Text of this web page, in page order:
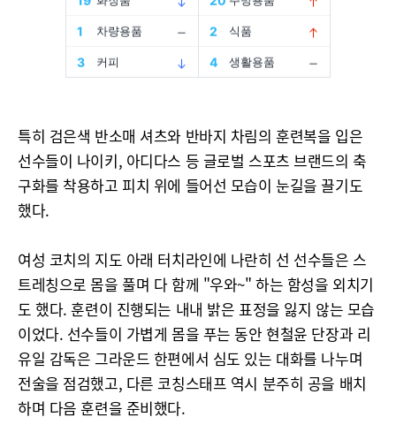
특히 검은색 반소매 셔츠와 반바지 차림의 훈련복을 입은
선수들이 나이키, 아디다스 등 글로벌 스포츠 브랜드의 축
구화를 착용하고 피치 위에 들어선 모습이 눈길을 끌기도
했다.
여성 코치의 지도 아래 터치라인에 나란히 선 선수들은 스
트레칭으로 몸을 풀며 다 함께 "우와~" 하는 함성을 외치기
도 했다. 훈련이 진행되는 내내 밝은 표정을 잃지 않는 모습
이었다. 선수들이 가볍게 몸을 푸는 동안 현철윤 단장과 리
유일 감독은 그라운드 한편에서 심도 있는 대화를 나누며
전술을 점검했고, 다른 코칭스태프 역시 분주히 공을 배치
하며 다음 훈련을 준비했다.